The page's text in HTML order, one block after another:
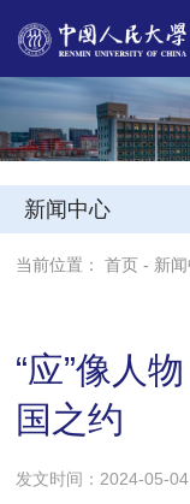
新闻中心
当前位置：首页 - 新
“应”像人
国之约
发文时间：2024-05-04